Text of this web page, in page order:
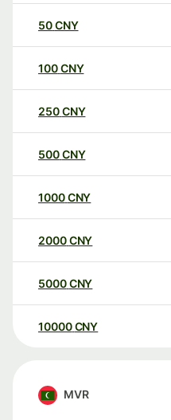
50CNY
100CNY
250CNY
500CNY
1000CNY
2000CNY
5000CNY
10000 CNY
MVR